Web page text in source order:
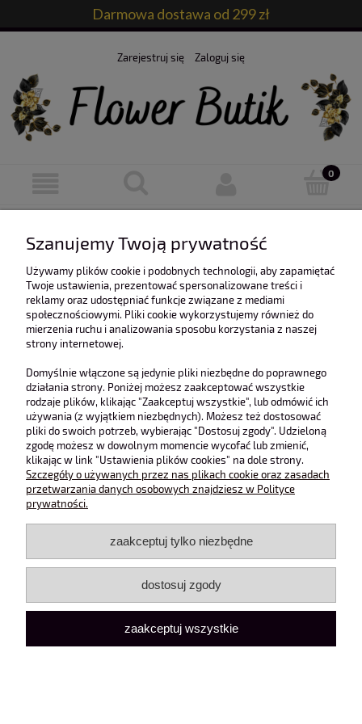
Darmowa dostawa od 299 zł
Zarejestruj się Zaloguj się
Ten produkt jest niedostępny.
O nas
Obsługa klienta
Pomoc
Moje konto
pokaż pełną wersję strony
Szanujemy Twoją prywatność
Używamy plików cookie i podobnych technologii, aby zapamiętać
Twoje ustawienia, prezentować spersonalizowane treści i
reklamy oraz udostępniać funkcje związane z mediami
społecznościowymi. Pliki cookie wykorzystujemy również do
mierzenia ruchu i analizowania sposobu korzystania z naszej
strony internetowej.
Domyślnie włączone są jedynie pliki niezbędne do poprawnego
działania strony. Poniżej możesz zaakceptować wszystkie
rodzaje plików, klikając "Zaakceptuj wszystkie", lub odmówić ich
używania (z wyjątkiem niezbędnych). Możesz też dostosować
pliki do swoich potrzeb, wybierając "Dostosuj zgody". Udzieloną
zgodę możesz w dowolnym momencie wycofać lub zmienić,
klikając w link "Ustawienia plików cookies" na dole strony.
Szczegóły o używanych przez nas plikach cookie oraz zasadach
przetwarzania danych osobowych znajdziesz w Polityce
prywatności.
zaakceptuj tylko niezbędne
dostosuj zgody
zaakceptuj wszystkie